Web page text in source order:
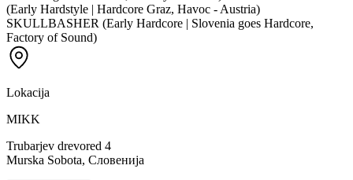
(Early Hardstyle | Hardcore Graz, Havoc - Austria)
SKULLBASHER (Early Hardcore | Slovenia goes Hardcore,
Factory of Sound)
Lokacija
MIKK
Trubarjev drevored 4
Murska Sobota, Словенија